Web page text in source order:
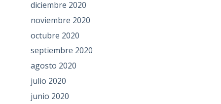
diciembre 2020
noviembre 2020
octubre 2020
septiembre 2020
agosto 2020
julio 2020
junio 2020